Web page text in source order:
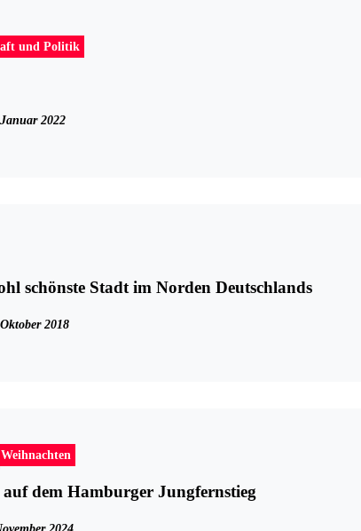
und Politik
2022
schönste Stadt im Norden Deutschlands
2018
Weihnachten
dem Hamburger Jungfernstieg